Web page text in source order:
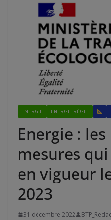
ENERGIE ENERGIE-RÈGLE
Energie :
mesures
en vigueur
2023
31 décembre 2022